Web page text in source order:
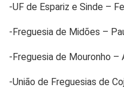
-UF de Espariz e Sinde –
-Freguesia de Midões –
-Freguesia de Mouronho –
-União de Freguesias de